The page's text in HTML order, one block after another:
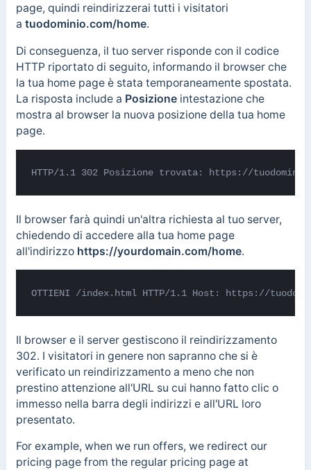
page, quindi reindirizzerai tutti i visitatori
a tuodominio.com/home.
Di conseguenza, il tuo server risponde con il codice
HTTP riportato di seguito, informando il browser che
la tua home page è stata temporaneamente spostata.
La risposta include a Posizione intestazione che
mostra al browser la nuova posizione della tua home
page.
HTTP/1.1 302 Posizione trovata: https://
Il browser farà quindi un'altra richiesta al tuo server,
chiedendo di accedere alla tua home page
all'indirizzohttps://yourdomain.com/home.
OTTIENI /index.html HTTP/1.1 Host: https://
Il browser e il server gestiscono il reindirizzamento
302. I visitatori in genere non sapranno che si è
verificato un reindirizzamento a meno che non
prestino attenzione all'URL su cui hanno fatto clic o
immesso nella barra degli indirizzi e all'URL loro
presentato.
For example, when we run offers, we redirect our
pricing page from the regular pricing page at